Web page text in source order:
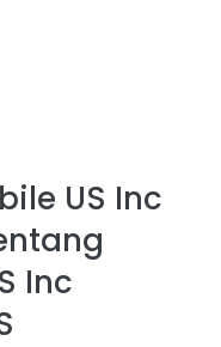
US Inc
Inc